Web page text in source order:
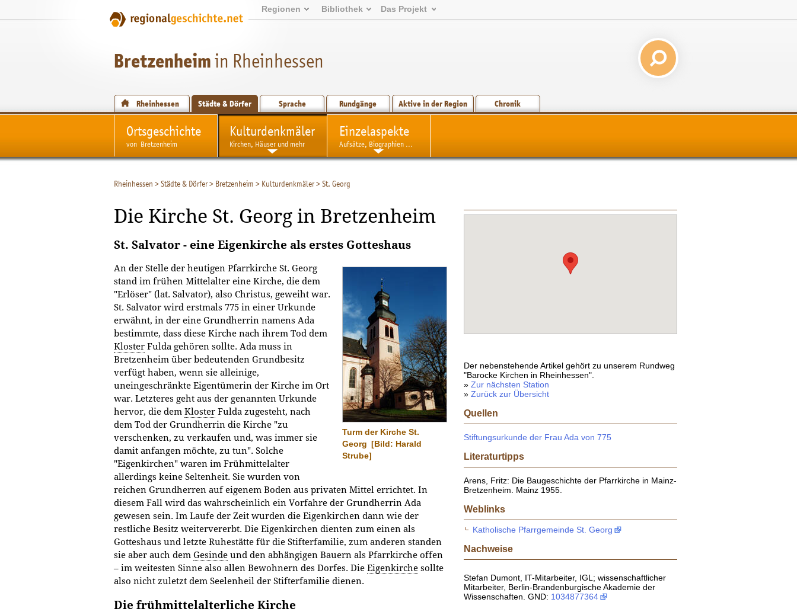
Regionen Bibliothek Das Projekt
Bretzenheimin Rheinhessen
Rheinhessen Städte & Dörfer Sprache Rundgänge Aktive in der Region Chronik
Ortsgeschichte
von Bretzenheim
Kulturdenkmäler
Kirchen, Häuser und mehr
Einzelaspekte
Aufsätze, Biographien ...
Rheinhessen >Städte & Dörfer> Bretzenheim > Kulturdenkmäler>St. Georg
Die Kirche St. Georg in Bretzenheim
St. Salvator - eine Eigenkirche als erstes Gotteshaus
Turm der Kirche St.
Georg [Bild: Harald
Strube]
An der Stelle der heutigen Pfarrkirche St. Georg
stand im frühen Mittelalter eine Kirche, die dem
"Erlöser" (lat. Salvator), also Christus, geweiht war.
St. Salvator wird erstmals 775 in einer Urkunde
erwähnt, in der eine Grundherrin namens Ada
bestimmte, dass diese Kirche nach ihrem Tod dem
Kloster Fulda gehören sollte. Ada muss in
Bretzenheim über bedeutenden Grundbesitz
verfügt haben, wenn sie alleinige,
uneingeschränkte Eigentümerin der Kirche im Ort
war. Letzteres geht aus der genannten Urkunde
hervor, die dem Kloster Fulda zugesteht, nach
dem Tod der Grundherrin die Kirche "zu
verschenken, zu verkaufen und, was immer sie
damit anfangen möchte, zu tun". Solche
"Eigenkirchen" waren im Frühmittelalter
allerdings keine Seltenheit. Sie wurden von
reichen Grundherren auf eigenem Boden aus privaten Mittel errichtet. In
diesem Fall wird das wahrscheinlich ein Vorfahre der Grundherrin Ada
gewesen sein. Im Laufe der Zeit wurden die Eigenkirchen dann wie der
restliche Besitz weitervererbt. Die Eigenkirchen dienten zum einen als
Gotteshaus und letzte Ruhestätte für die Stifterfamilie, zum anderen standen
sie aber auch dem Gesinde und den abhängigen Bauern als Pfarrkirche offen
– im weitesten Sinne also allen Bewohnern des Dorfes. Die Eigenkirche sollte
also nicht zuletzt dem Seelenheil der Stifterfamilie dienen.
Die frühmittelalterliche Kirche
Der nebenstehende Artikel gehört zu unserem Rundweg
"Barocke Kirchen in Rheinhessen".
»Zur nächsten Station
»Zurück zur Übersicht
Quellen
Stiftungsurkunde der Frau Ada von 775
Literaturtipps
Arens, Fritz: Die Baugeschichte der Pfarrkirche in Mainz-
Bretzenheim. Mainz 1955.
Weblinks
Katholische Pfarrgemeinde St. Georg
Nachweise
Stefan Dumont, IT-Mitarbeiter, IGL; wissenschaftlicher
Mitarbeiter, Berlin-Brandenburgische Akademie der
Wissenschaften. GND: 1034877364